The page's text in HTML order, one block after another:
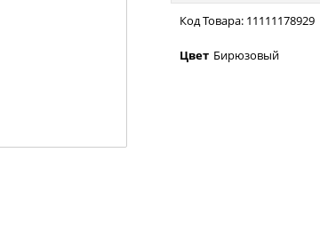
Код Товара: 11111178929
Цвет Бирюзовый